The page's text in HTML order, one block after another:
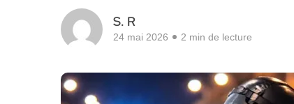
S. R
24 mai 2026 2 min de lecture